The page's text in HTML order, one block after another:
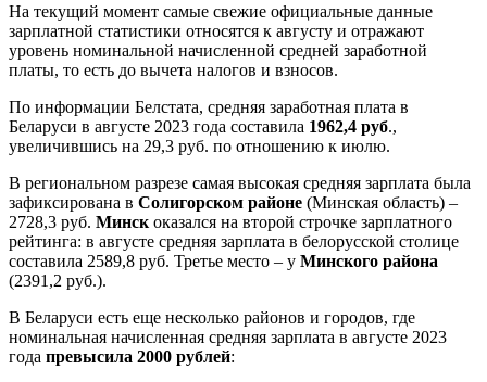
На текущий момент самые свежие официальные данные
зарплатной статистики относятся к августу и отражают
уровень номинальной начисленной средней заработной
платы, то есть до вычета налогов и взносов.
По информации Белстата, средняя заработная плата в
Беларуси в августе 2023 года составила 1962,4 руб.,
увеличившись на 29,3 руб. по отношению к июлю.
В региональном разрезе самая высокая средняя зарплата была
зафиксирована в Солигорском районе (Минская область) –
2728,3 руб. Минск оказался на второй строчке зарплатного
рейтинга: в августе средняя зарплата в белорусской столице
составила 2589,8 руб. Третье место – у Минского района
(2391,2 руб.).
В Беларуси есть еще несколько районов и городов, где
номинальная начисленная средняя зарплата в августе 2023
года превысила 2000 рублей: